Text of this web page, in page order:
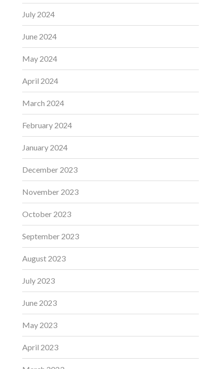
July 2024
June 2024
May 2024
April 2024
March 2024
February 2024
January 2024
December 2023
November 2023
October 2023
September 2023
August 2023
July 2023
June 2023
May 2023
April 2023